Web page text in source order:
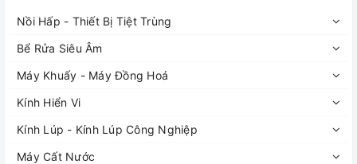
Nồi Hấp - Thiết Bị Tiệt Trùng
Bể Rửa Siêu Âm
Máy Khuấy - Máy Đồng Hoá
Kính Hiển Vi
Kính Lúp - Kính Lúp Công Nghiệp
Máy Cất Nước